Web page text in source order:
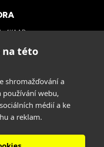
na této
shromažďování a
používání webu,
médií a ke
a reklam.
4KAAD
s r.o.
431